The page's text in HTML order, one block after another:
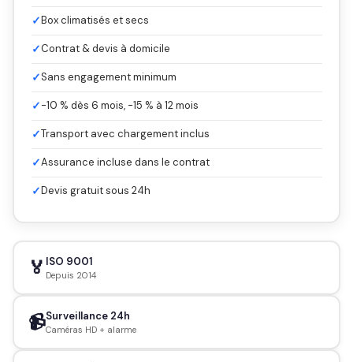
✓Box climatisés et secs
✓Contrat & devis à domicile
✓Sans engagement minimum
✓-10 % dès 6 mois, -15 % à 12 mois
✓Transport avec chargement inclus
✓Assurance incluse dans le contrat
✓Devis gratuit sous 24h
🏅 ISO 9001
Depuis 2014
📹Surveillance 24h
Caméras HD + alarme